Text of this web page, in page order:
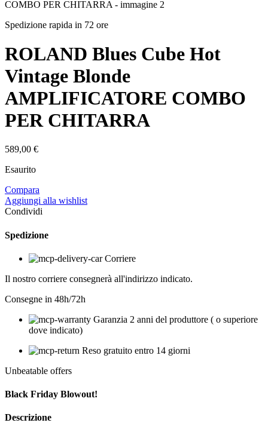
Spedizione rapida in 72 ore
ROLAND Blues Cube Hot
Vintage Blonde
AMPLIFICATORE COMBO
PER CHITARRA
589,00 €
Esaurito
Compara
Aggiungi alla wishlist
Condividi
Spedizione
Corriere
Il nostro corriere consegnerà all'indirizzo indicato.
Consegne in 48h/72h
Garanzia 2 anni del produttore ( o superiore
dove indicato)
Reso gratuito entro 14 giorni
Unbeatable offers
Black Friday Blowout!
Descrizione